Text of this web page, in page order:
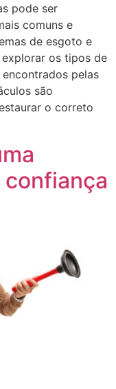
pode ser
comuns e
de esgoto e
os tipos de
pelas
são
o correto